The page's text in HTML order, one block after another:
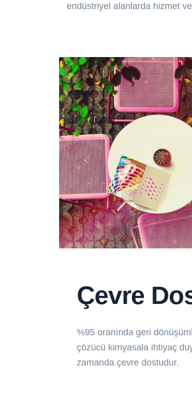
endüstriyel alanlarda hizmet
Çevre
%95 oranında geri
çözücü kimyasala ihtiyaç
zamanda çevre dostudur.